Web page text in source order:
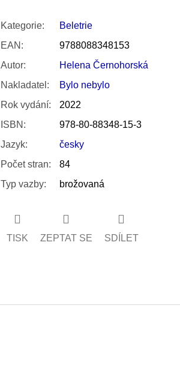
Kategorie:
Beletrie
EAN :
9788088348153
Autor:
Helena Černohorská
Nakladatel :
Bylo nebylo
Rok vydání:
2022
ISBN :
978-80-88348-15-3
Jazyk:
česky
Počet stran:
84
Typ vazby: brožovaná
TISK ZEPTAT SE SDÍLET